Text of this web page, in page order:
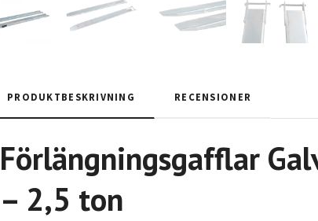
PRODUKTBESKRIVNING RECENSIONER
Förlängningsgafflar
– 2,5 ton